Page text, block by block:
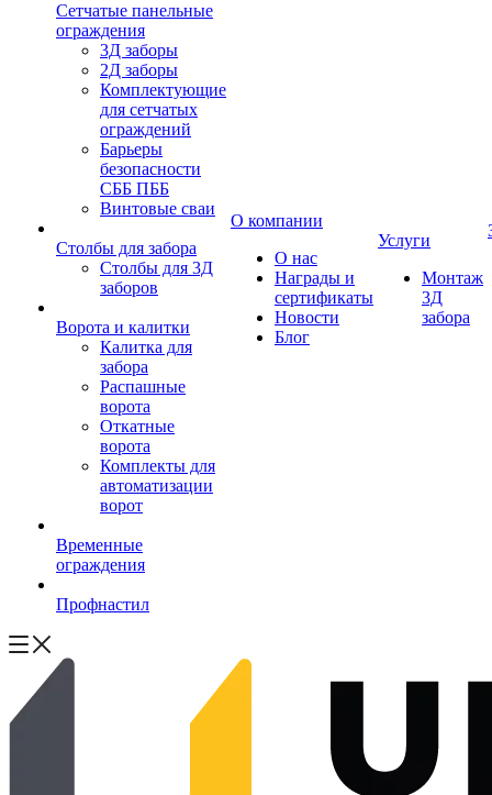
Сетчатые панельные
ограждения
3Д заборы
2Д заборы
Комплектующие
для сетчатых
ограждений
Барьеры
безопасности
СББ ПББ
Винтовые сваи
Столбы для забора
Столбы для 3Д
заборов
Ворота и калитки
Калитка для
забора
Распашные
ворота
Откатные
ворота
Комплекты для
автоматизации
ворот
Временные
ограждения
Профнастил
О компании
О нас
Награды и
сертификаты
Новости
Блог
Услуги
Монтаж
3Д
забора